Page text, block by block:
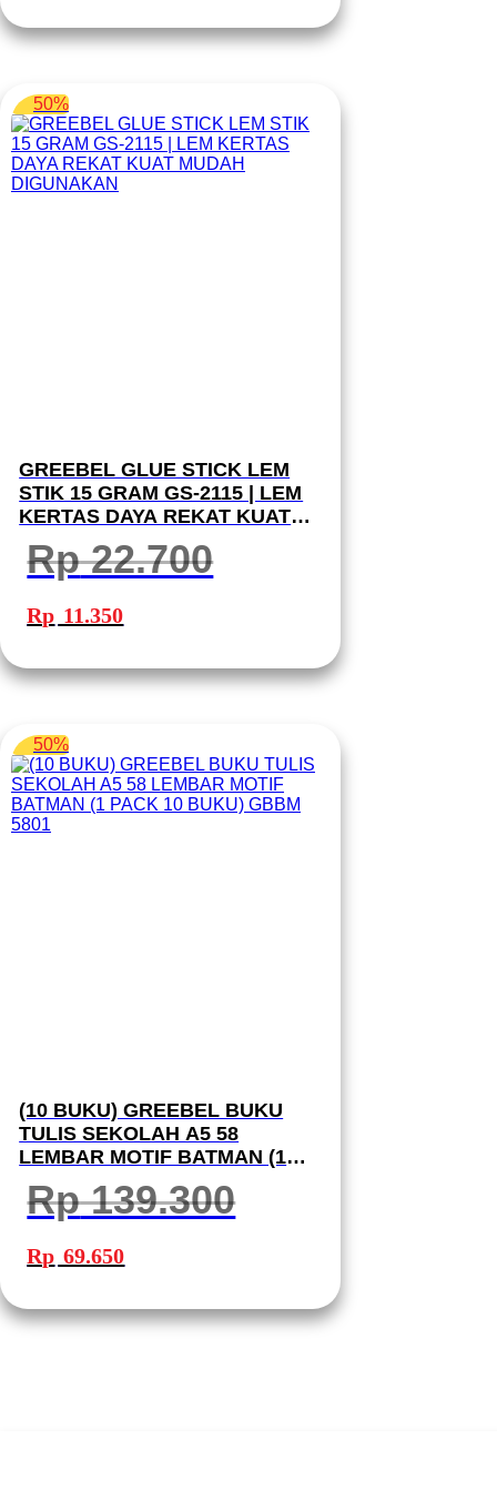
50%
GREEBEL GLUE STICK LEM
STIK 15 GRAM GS-2115 | LEM
KERTAS DAYA REKAT KUAT
MUDAH DIGUNAKAN
Rp22.700
Harga
aslinya
adalah:
Rp 11.350ini
50%
(10 BUKU) GREEBEL BUKU
TULIS SEKOLAH A5 58
LEMBAR MOTIF BATMAN (1
PACK 10 BUKU) GBBM 5801
Rp139.300
Harga
aslinya
adalah:
Rp 69.650ini